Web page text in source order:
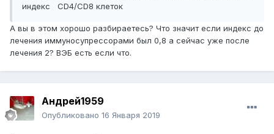
индекс CD4/CD8 клеток
А вы в этом хорошо разбираетесь? Что значит если индекс до
лечения иммуносупрессорами был 0,8 а сейчас уже после
лечения 2? ВЭБ есть если что.
Андрей1959
Опубликовано 16 Января 2019